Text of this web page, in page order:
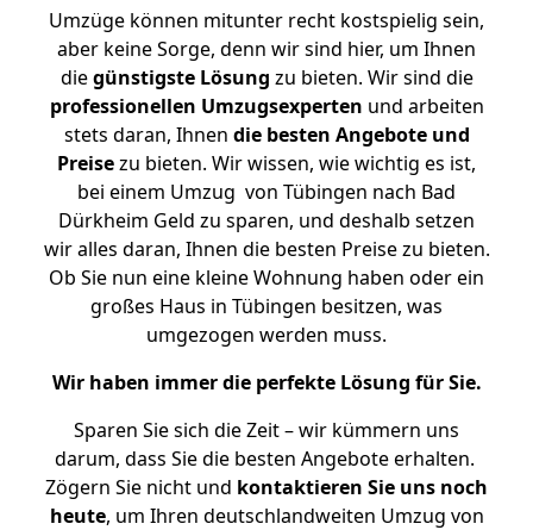
Umzüge können mitunter recht kostspielig sein,
aber keine Sorge, denn wir sind hier, um Ihnen
diegünstigste Lösung zu bieten. Wir sind die
professionellen Umzugsexperten und arbeiten
stets daran, Ihnen die besten Angebote und
Preisezu bieten. Wir wissen, wie wichtig es ist,
bei einem Umzug von Tübingen nach Bad
Dürkheim Geld zu sparen, und deshalb setzen
wir alles daran, Ihnen die besten Preise zu bieten.
Ob Sie nun eine kleine Wohnung haben oder ein
großes Haus in Tübingen besitzen, was
umgezogen werden muss.
Wir haben immer die perfekte Lösung für Sie.
Sparen Sie sich die Zeit – wir kümmern uns
darum, dass Sie die besten Angebote erhalten.
Zögern Sie nicht und kontaktieren Sie uns noch
heute, um Ihren deutschlandweiten Umzug von